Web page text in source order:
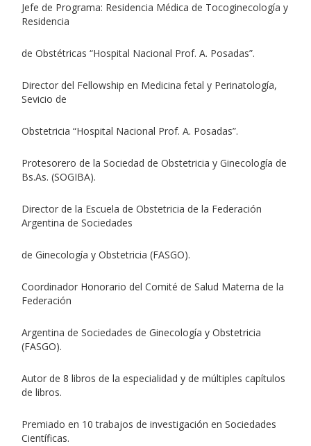
Jefe de Programa: Residencia Médica de Tocoginecología y
Residencia
de Obstétricas “Hospital Nacional Prof. A. Posadas”.
Director del Fellowship en Medicina fetal y Perinatología,
Sevicio de
Obstetricia “Hospital Nacional Prof. A. Posadas”.
Protesorero de la Sociedad de Obstetricia y Ginecología de
Bs.As. (SOGIBA).
Director de la Escuela de Obstetricia de la Federación
Argentina de Sociedades
de Ginecología y Obstetricia (FASGO).
Coordinador Honorario del Comité de Salud Materna de la
Federación
Argentina de Sociedades de Ginecología y Obstetricia
(FASGO).
Autor de 8 libros de la especialidad y de múltiples capítulos
de libros.
Premiado en 10 trabajos de investigación en Sociedades
Científicas.